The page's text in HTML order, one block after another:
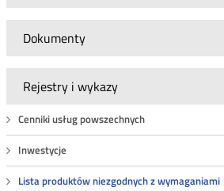
Dokumenty
Rejestry i wykazy
Cenniki usług powszechnych
Inwestycje
Lista produktów niezgodnych z wymaganiami